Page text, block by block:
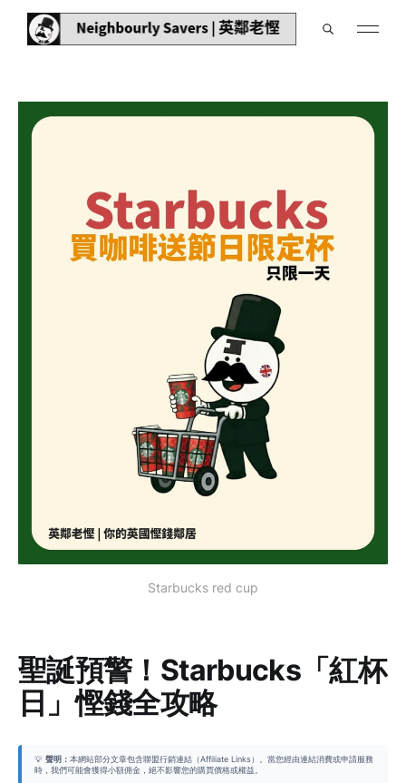
Starbucks red cup
聖誕預警！Starbucks「紅杯
日」慳錢全攻略
💡 聲明： 本網站部分文章包含聯盟行銷連結（Affiliate Links）。當您經由連結消費或申請服務
時，我們可能會獲得小額佣金，絕不影響您的購買價格或權益。